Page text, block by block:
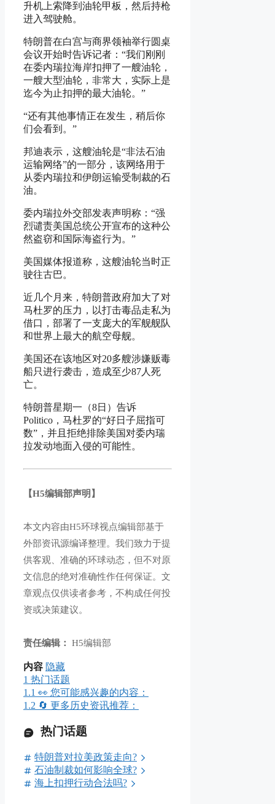
升机上索降到油轮甲板，然后持枪
进入驾驶舱。
特朗普在白宫与商界领袖举行圆桌
会议开始时告诉记者：“我们刚刚
在委内瑞拉海岸扣押了一艘油轮，
一艘大型油轮，非常大，实际上是
迄今为止扣押的最大油轮。”
“还有其他事情正在发生，稍后你
们会看到。”
邦迪表示，这艘油轮是“非法石油
运输网络”的一部分，该网络用于
从委内瑞拉和伊朗运输受制裁的石
油。
委内瑞拉外交部发表声明称：“强
烈谴责美国总统公开宣布的这种公
然盗窃和国际海盗行为。”
美国媒体报道称，这艘油轮当时正
驶往古巴。
近几个月来，特朗普政府加大了对
马杜罗的压力，以打击毒品走私为
借口，部署了一支庞大的军舰舰队
和世界上最大的航空母舰。
美国还在该地区对20多艘涉嫌贩毒
船只进行袭击，造成至少87人死
亡。
特朗普星期一（8日）告诉
Politico，马杜罗的“好日子屈指可
数”，并且拒绝排除美国对委内瑞
拉发动地面入侵的可能性。
【H5编辑部声明】
本文内容由H5环球视点编辑部基于
外部资讯源编译整理。我们致力于提
供客观、准确的环球动态，但不对原
文信息的绝对准确性作任何保证。文
章观点仅供读者参考，不构成任何投
资或决策建议。
责任编辑： H5编辑部
内容 隐藏
1 热门话题
1.1 👀 您可能感兴趣的内容：
1.2 🔄 更多历史资讯推荐：
热门话题
特朗普对拉美政策走向?
石油制裁如何影响全球?
海上扣押行动合法吗?